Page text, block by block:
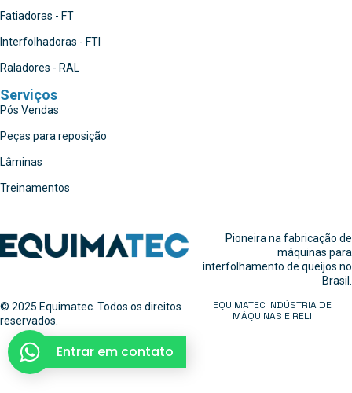
Fatiadoras - FT
Interfolhadoras - FTI
Raladores - RAL
Serviços
Pós Vendas
Peças para reposição
Lâminas
Treinamentos
Pioneira na fabricação de
máquinas para
interfolhamento de queijos no
Brasil.
© 2025 Equimatec. Todos os direitos
reservados.
EQUIMATEC INDÚSTRIA DE
MÁQUINAS EIRELI
Entrar em contato